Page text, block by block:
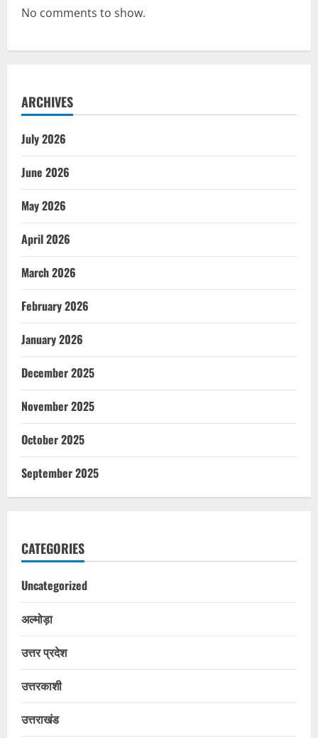
No comments to show.
ARCHIVES
July 2026
June 2026
May 2026
April 2026
March 2026
February 2026
January 2026
December 2025
November 2025
October 2025
September 2025
CATEGORIES
Uncategorized
अल्मोड़ा
उत्तर प्रदेश
उत्तरकाशी
उत्तराखंड